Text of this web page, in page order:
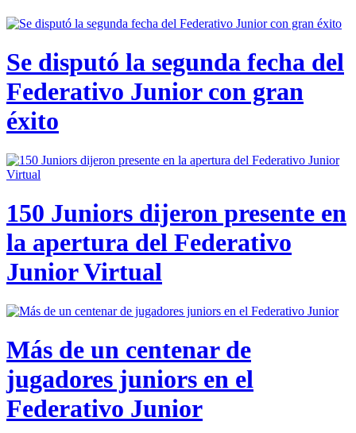
Se disputó la segunda fecha del
Federativo Junior con gran
éxito
150 Juniors dijeron presente en
la apertura del Federativo
Junior Virtual
Más de un centenar de
jugadores juniors en el
Federativo Junior